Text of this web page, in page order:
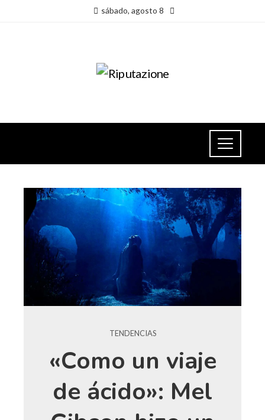
sábado, agosto 8
TENDENCIAS
«Como un viaje
de ácido»: Mel